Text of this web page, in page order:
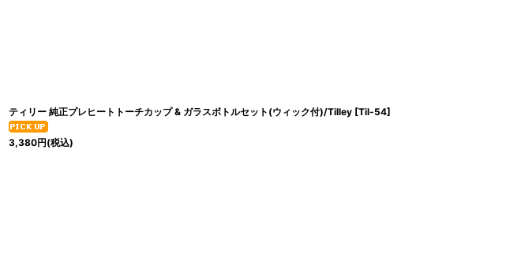
ティリー 純正プレヒートトーチカップ & ガラスボトルセット(ウィック付)/Tilley [Til-54]
3,380円(税込)